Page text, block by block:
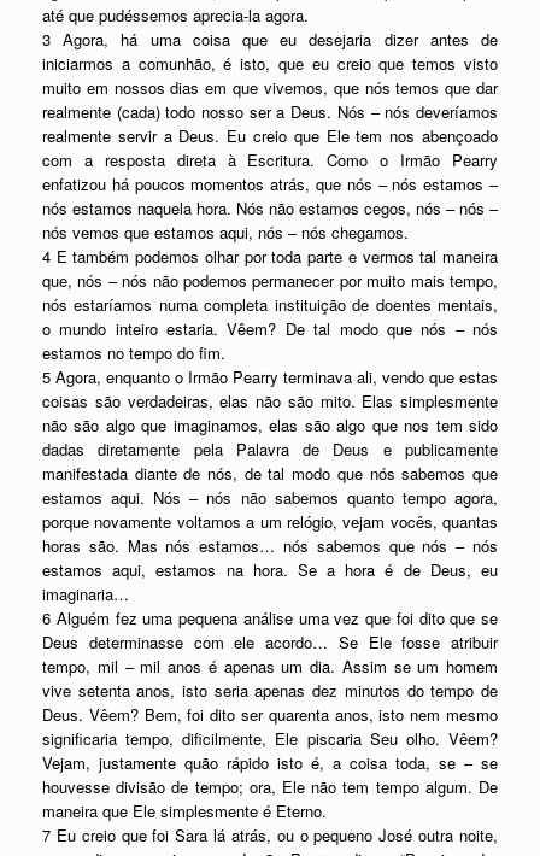
até que pudéssemos aprecia-la agora.
3 Agora, há uma coisa que eu desejaria dizer antes de
iniciarmos a comunhão, é isto, que eu creio que temos visto
muito em nossos dias em que vivemos, que nós temos que dar
realmente (cada) todo nosso ser a Deus. Nós – nós deveríamos
realmente servir a Deus. Eu creio que Ele tem nos abençoado
com a resposta direta à Escritura. Como o Irmão Pearry
enfatizou há poucos momentos atrás, que nós – nós estamos –
nós estamos naquela hora. Nós não estamos cegos, nós – nós –
nós vemos que estamos aqui, nós – nós chegamos.
4 E também podemos olhar por toda parte e vermos tal maneira
que, nós – nós não podemos permanecer por muito mais tempo,
nós estaríamos numa completa instituição de doentes mentais,
o mundo inteiro estaria. Vêem? De tal modo que nós – nós
estamos no tempo do fim.
5 Agora, enquanto o Irmão Pearry terminava ali, vendo que estas
coisas são verdadeiras, elas não são mito. Elas simplesmente
não são algo que imaginamos, elas são algo que nos tem sido
dadas diretamente pela Palavra de Deus e publicamente
manifestada diante de nós, de tal modo que nós sabemos que
estamos aqui. Nós – nós não sabemos quanto tempo agora,
porque novamente voltamos a um relógio, vejam vocês, quantas
horas são. Mas nós estamos… nós sabemos que nós – nós
estamos aqui, estamos na hora. Se a hora é de Deus, eu
imaginaria…
6 Alguém fez uma pequena análise uma vez que foi dito que se
Deus determinasse com ele acordo… Se Ele fosse atribuir
tempo, mil – mil anos é apenas um dia. Assim se um homem
vive setenta anos, isto seria apenas dez minutos do tempo de
Deus. Vêem? Bem, foi dito ser quarenta anos, isto nem mesmo
significaria tempo, dificilmente, Ele piscaria Seu olho. Vêem?
Vejam, justamente quão rápido isto é, a coisa toda, se – se
houvesse divisão de tempo; ora, Ele não tem tempo algum. De
maneira que Ele simplesmente é Eterno.
7 Eu creio que foi Sara lá atrás, ou o pequeno José outra noite,